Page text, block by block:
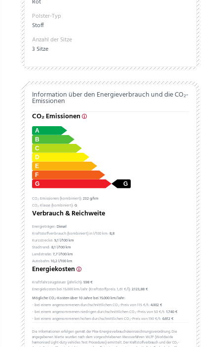
Rot
Polster-Typ
Stoff
Anzahl der Sitze
3 Sitze
Information über den Energieverbrauch und die CO₂-
Emissionen
CO₂ Emissionen
CO₂ Emissionen (kombiniert):232 g/km
CO₂ Klasse (kombiniert):G
Verbrauch & Reichweite
Energieträger:Diesel
Kraftstoffverbrauch (kombiniert) in l/100 km:8,8
Kurzstrecke:9,1 l/100 km
Stadtrand:8,1 l/100 km
Landstraße:7,7 l/100 km
Autobahn:10,2 l/100 km
Energiekosten
Kraftfahrzeugsteuer (jährlich):598 €
Energiekosten bei 15.000 km/Jahr (Kraftstoffpreis:1,61 €/l):2.123,88 €
Mögliche CO₂-Kosten über 10 Jahre bei 15.000 km/Jahr:
- bei einem angenommenen durchschnittlichen CO₂-Preis von 115 €/t:4.002 €
- bei einem angenommenen niedrigen durchschnittlichen CO₂-Preis von 50 €/t:1.740 €
- bei einem angenommenen hohen durchschnittlichen CO₂-Preis von 190 €/t:6.612 €
Die Informationen erfolgen gemäß der Pkw-Energieverbrauchskennzeichnungsverordnung. Die
angegebenen Werte wurden nach dem vorgeschriebenen Messverfahren WLTP (Worldwide
harmonised Light-duty vehicles Test Procedures) ermittelt. Der Kraftstoffverbrauch und der CO₂-